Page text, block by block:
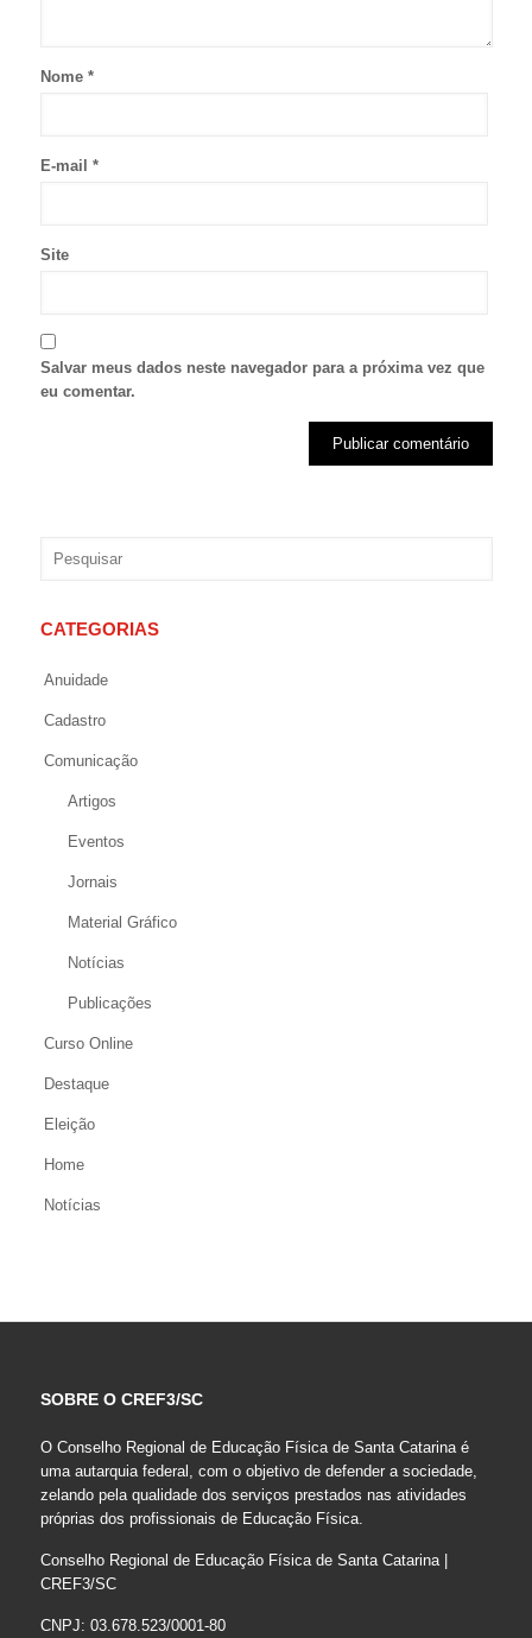
Nome *
E-mail *
Site
Salvar meus dados neste navegador para a próxima vez que
eu comentar.
CATEGORIAS
Anuidade
Cadastro
Comunicação
Artigos
Eventos
Jornais
Material Gráfico
Notícias
Publicações
Curso Online
Destaque
Eleição
Home
Notícias
SOBRE O CREF3/SC
O Conselho Regional de Educação Física de Santa Catarina é
uma autarquia federal, com o objetivo de defender a sociedade,
zelando pela qualidade dos serviços prestados nas atividades
próprias dos profissionais de Educação Física.
Conselho Regional de Educação Física de Santa Catarina |
CREF3/SC
CNPJ: 03.678.523/0001-80